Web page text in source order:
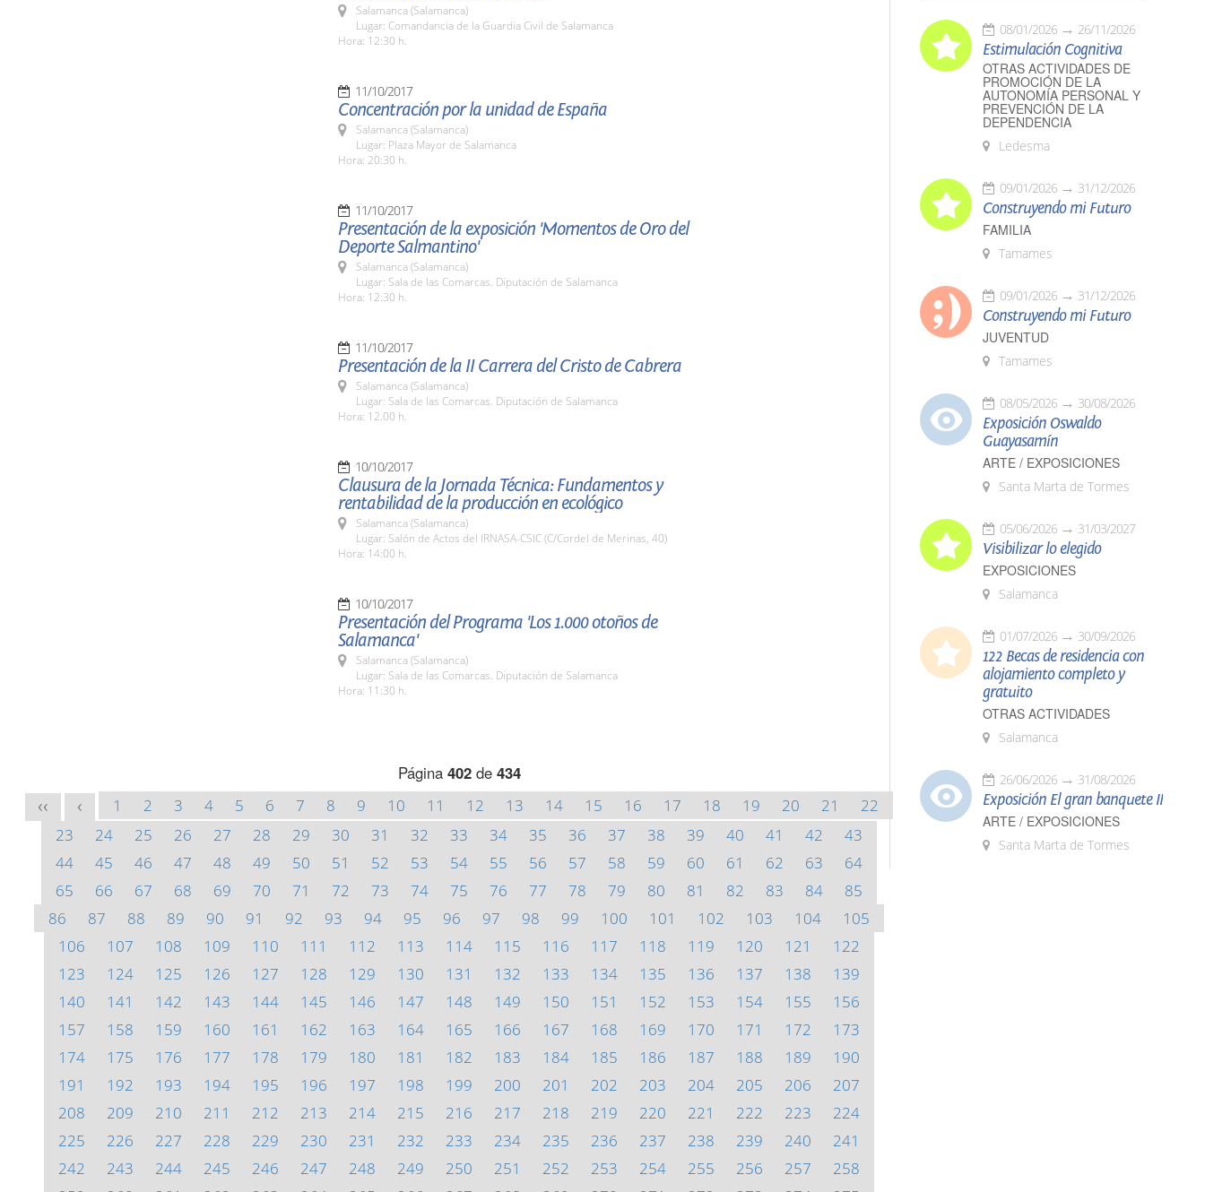
Salamanca (Salamanca)
Lugar: Comandancia de la Guardia Civil de Salamanca
Hora: 12:30 h.
11/10/2017
Concentración por la unidad de España
Salamanca (Salamanca)
Lugar: Plaza Mayor de Salamanca
Hora: 20:30 h.
11/10/2017
Presentación de la exposición 'Momentos de Oro del
Deporte Salmantino'
Salamanca (Salamanca)
Lugar: Sala de las Comarcas. Diputación de Salamanca
Hora: 12:30 h.
11/10/2017
Presentación de la II Carrera del Cristo de Cabrera
Salamanca (Salamanca)
Lugar: Sala de las Comarcas. Diputación de Salamanca
Hora: 12.00 h.
10/10/2017
Clausura de la Jornada Técnica: Fundamentos y
rentabilidad de la producción en ecológico
Salamanca (Salamanca)
Lugar: Salón de Actos del IRNASA-CSIC (C/Cordel de Merinas, 40)
Hora: 14:00 h.
10/10/2017
Presentación del Programa 'Los 1.000 otoños de
Salamanca'
Salamanca (Salamanca)
Lugar: Sala de las Comarcas. Diputación de Salamanca
Hora: 11:30 h.
Página 402de 434
<< < 1 2 3 4 5 6 7 8 9 10 11 12 13 14 15 16 17 18 19 20 21
22
23
24 25 26 27 28 29 30 31 32 33 34 35 36 37 38 39 40 41 42
43
44
45 46 47 48 49 50 51 52 53 54 55 56 57 58 59 60 61 62 63
64
65
66 67 68 69 70 71 72 73 74 75 76 77 78 79 80 81 82 83 84
85
86
87 88 89 90 91 92 93 94 95 96 97 98 99 100 101 102 103 104
105
106
107 108 109 110 111 112 113 114 115 116 117 118 119 120 121
122
123
124 125 126 127 128 129 130 131 132 133 134 135 136 137 138
139
140
141 142 143 144 145 146 147 148 149 150 151 152 153 154 155
156
157
158 159 160 161 162 163 164 165 166 167 168 169 170 171 172
173
174
175 176 177 178 179 180 181 182 183 184 185 186 187 188 189
190
191
192 193 194 195 196 197 198 199 200 201 202 203 204 205 206
207
208
209 210 211 212 213 214 215 216 217 218 219 220 221 222 223
224
225
226 227 228 229 230 231 232 233 234 235 236 237 238 239 240
241
242
243 244 245 246 247 248 249 250 251 252 253 254 255 256 257
258
08/01/2026 26/11/2026
Estimulación Cognitiva
OTRAS ACTIVIDADES DE
PROMOCIÓN DE LA
AUTONOMÍA PERSONAL Y
PREVENCIÓN DE LA
DEPENDENCIA
Ledesma
09/01/2026 31/12/2026
Construyendo mi Futuro
FAMILIA
Tamames
09/01/2026 31/12/2026
Construyendo mi Futuro
JUVENTUD
Tamames
08/05/2026 30/08/2026
Exposición Oswaldo
Guayasamín
ARTE / EXPOSICIONES
Santa Marta de Tormes
05/06/2026 31/03/2027
Visibilizar lo elegido
EXPOSICIONES
Salamanca
01/07/2026 30/09/2026
122 Becas de residencia con
alojamiento completo y
gratuito
OTRAS ACTIVIDADES
Salamanca
26/06/2026 31/08/2026
Exposición El gran banquete II
ARTE / EXPOSICIONES
Santa Marta de Tormes